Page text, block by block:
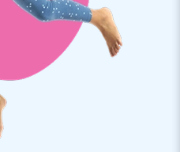
je kunt bouwen
snelle levering en
worden gemaakt
en worden uitvoerig getest.
garantie en kun je rekenen
bij maatwerk en branding.